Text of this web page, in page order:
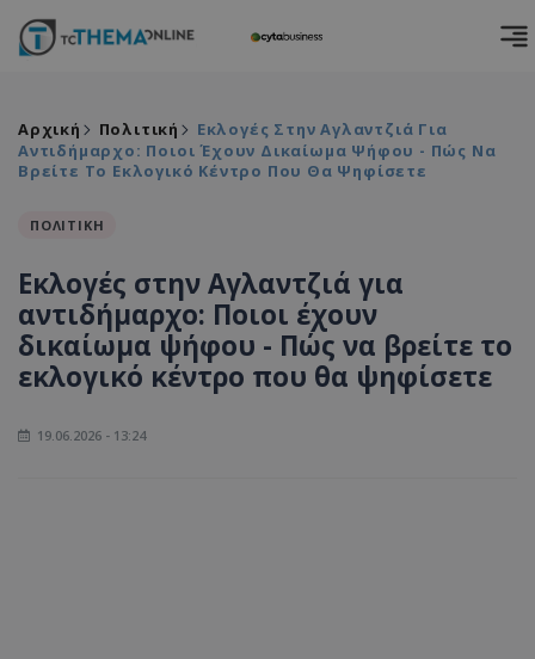
Αρχική Πολιτική
Εκλογές Στην Αγλαντζιά Για
Αντιδήμαρχο: Ποιοι Έχουν Δικαίωμα Ψήφου - Πώς Να
Βρείτε Το Εκλογικό Κέντρο Που Θα Ψηφίσετε
ΠΟΛΙΤΙΚΗ
Εκλογές στην Αγλαντζιά για
αντιδήμαρχο: Ποιοι έχουν
δικαίωμα ψήφου - Πώς να βρείτε το
εκλογικό κέντρο που θα ψηφίσετε
19.06.2026 - 13:24